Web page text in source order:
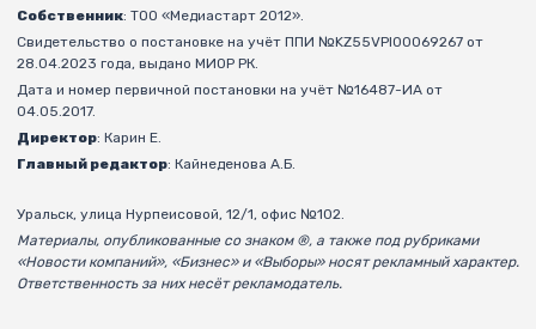
Собственник: ТОО «Медиастарт 2012».
Свидетельство о постановке на учёт ППИ №KZ55VPI00069267 от
28.04.2023 года, выдано МИОР РК.
Дата и номер первичной постановки на учёт №16487-ИА от
04.05.2017.
Директор: Карин Е.
Главный редактор: Кайнеденова А.Б.
Уральск, улица Нурпеисовой, 12/1, офис №102.
Материалы, опубликованные со знаком ®, а также под рубриками
«Новости компаний», «Бизнес» и «Выборы» носят рекламный характер.
Ответственность за них несёт рекламодатель.